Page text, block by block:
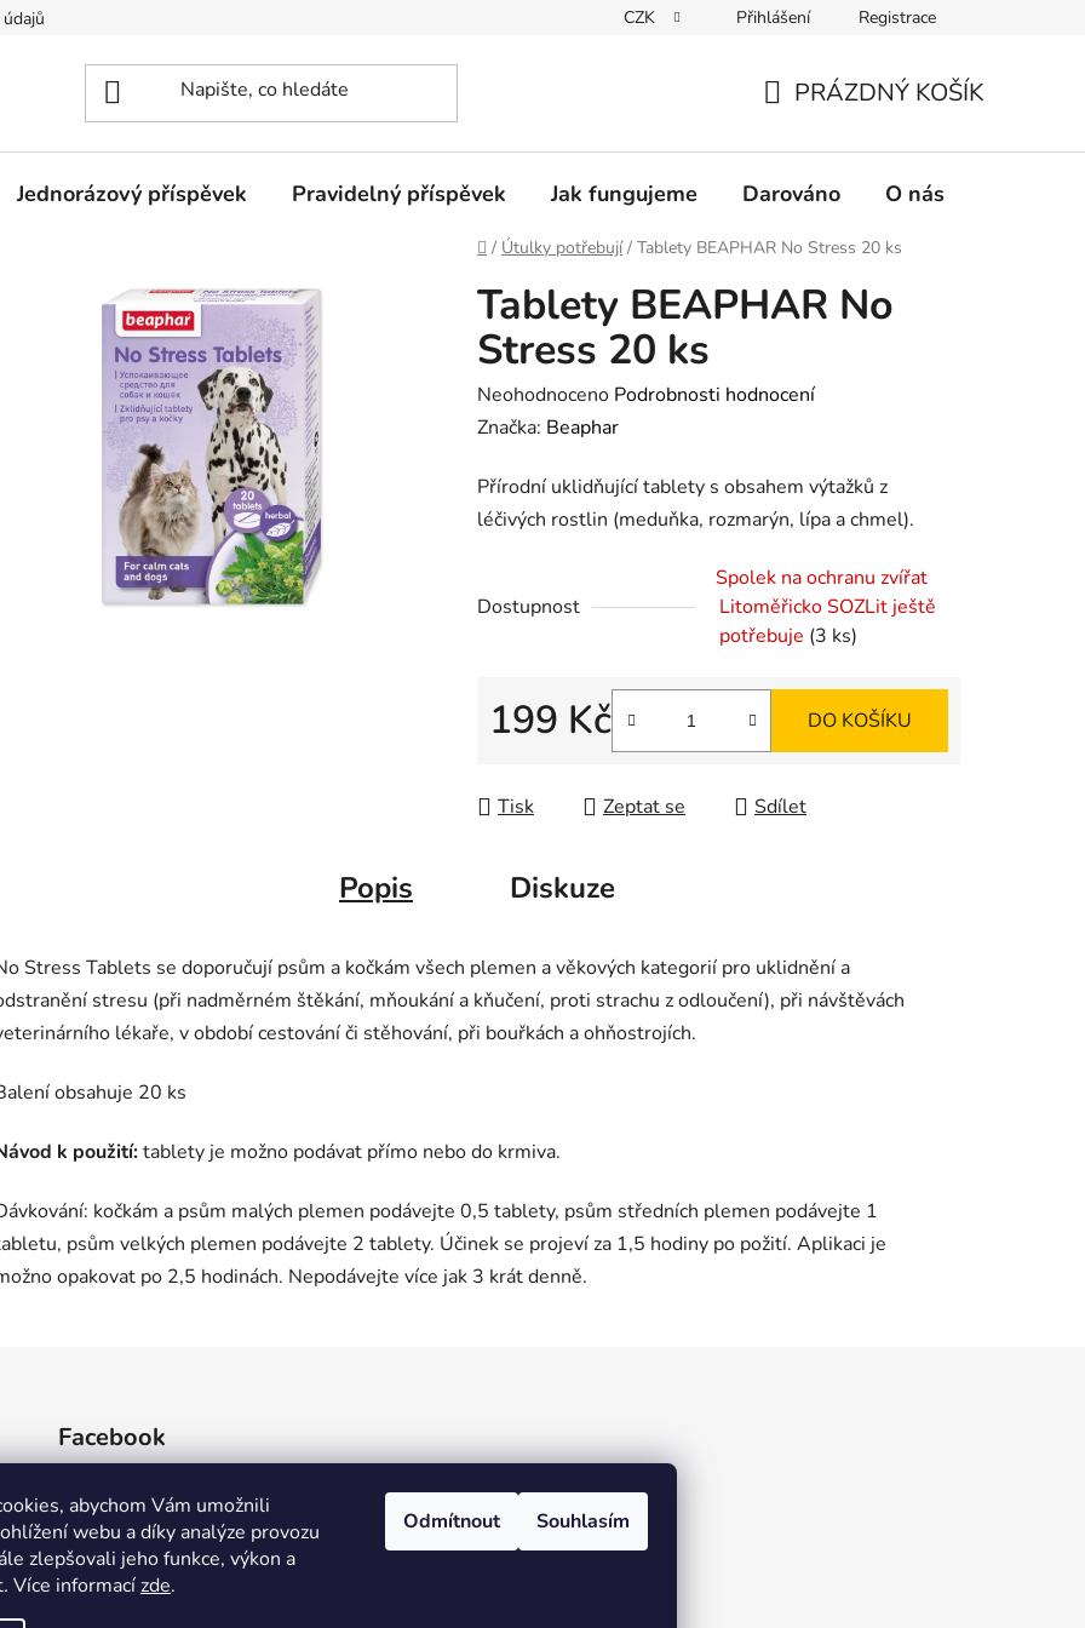
abychom Vám umožnili
webu a díky analýze provozu
zlepšovali jeho funkce, výkon a
. Více informacízde.
Odmítnout Souhlasím
CZK Přihlášení Registrace
KOŠÍK
PRÁZDNÝ KOŠÍK
Jednorázový příspěvek Pravidelný příspěvek Jak fungujeme Darováno O nás
Domů
/ Útulky potřebují / Tablety BEAPHAR No Stress 20 ks
Tablety BEAPHAR No
Stress 20 ks
Průměrné
hodnocení
je
0,0
hvězdiček.
Neohodnoceno Podrobnosti hodnocení
Značka: Beaphar
Přírodní uklidňující tablety s obsahem výtažků z
léčivých rostlin (meduňka, rozmarýn, lípa a chmel).
Dostupnost
Spolek na ochranu zvířat
Litoměřicko SOZLit ještě
potřebuje (3 ks)
199 Kč DO KOŠÍKU
Tisk Zeptat se Sdílet
Popis Diskuze
Stress Tablets se doporučují psům a kočkám všech plemen a věkových kategorií pro uklidnění a
stresu (při nadměrném štěkání, mňoukání a kňučení, proti strachu z odloučení), při návštěvách
lékaře, v období cestování či stěhování, při bouřkách a ohňostrojích.
obsahuje 20 ks
k použití:tablety je možno podávat přímo nebo do krmiva.
kočkám a psům malých plemen podávejte 0,5 tablety, psům středních plemen podávejte 1
psům velkých plemen podávejte 2 tablety. Účinek se projeví za 1,5 hodiny po požití. Aplikaci je
opakovat po 2,5 hodinách. Nepodávejte více jak 3 krát denně.
Facebook